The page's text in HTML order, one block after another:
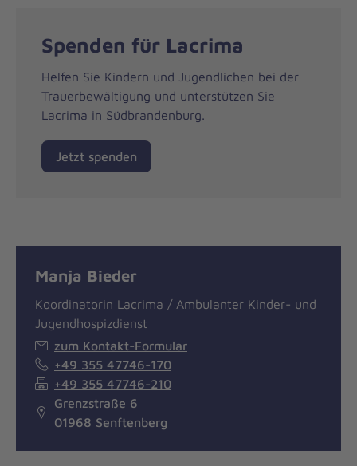
Spenden für Lacrima
Helfen Sie Kindern und Jugendlichen bei der
Trauerbewältigung und unterstützen Sie
Lacrima in Südbrandenburg.
Jetzt spenden
Manja Bieder
Koordinatorin Lacrima / Ambulanter Kinder- und
Jugendhospizdienst
zum Kontakt-Formular
+49 355 47746-170
+49 355 47746-210
Grenzstraße 6
01968 Senftenberg